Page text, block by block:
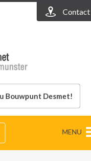
Contact
Bouwpunt Desmet!
MENU